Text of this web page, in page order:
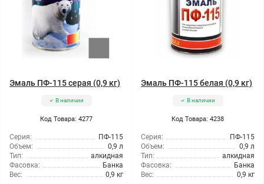
Эмаль ПФ-115 серая (0,9 кг)
В наличии
Код Товара: 4277
Серия:
ПФ-115
Объем:
0,9 л
Тип:
алкидная
Фасовка:
Банка
Вес:
0,9 кг
Эмаль ПФ-115 белая (0,9 кг)
В наличии
Код Товара: 4238
Серия:
ПФ-115
Объем:
0,9 л
Тип:
алкидная
Фасовка:
Банка
Вес:
0,9 кг